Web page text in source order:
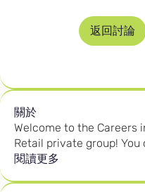
返回討論
關於
Welcome to the Careers
Retail private group! You
閱讀更多